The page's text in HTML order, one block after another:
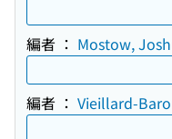
編者 ： Mostow,
編者 ： Vieillard-